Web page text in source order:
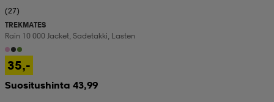
(27)
TREKMATES
Rain 10 000 Jacket, Sadetakki, Lasten
35,-
Suositushinta 43,99